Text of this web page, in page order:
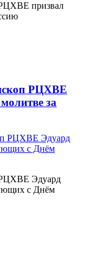
призвал
РЦХВЕ
за
Эдуард
с Днём